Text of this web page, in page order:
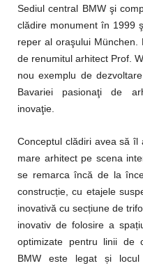
Sediul central BMW şi
clădire monument în 1999
reper al oraşului
de renumitul arhitect Prof.
nou exemplu de
Bavariei pasionaţi de
inovaţie.
Conceptul clădiri avea să îl
mare arhitect pe scena
se remarca încă de la
construcție, cu etajele
inovativă cu secțiune de
inovativ de folosire a
optimizate pentru linii de
BMW este legat și